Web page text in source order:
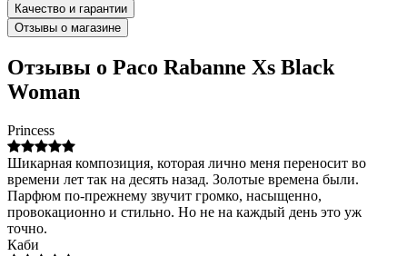
Качество и гарантии
Отзывы о магазине
Отзывы о Paco Rabanne Xs Black
Woman
Princess
Шикарная композиция, которая лично меня переносит во
времени лет так на десять назад. Золотые времена были.
Парфюм по-прежнему звучит громко, насыщенно,
провокационно и стильно. Но не на каждый день это уж
точно.
Каби